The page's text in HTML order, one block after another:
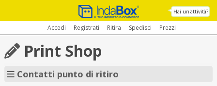
Hai un'attività?
Accedi Registrati Ritira Spedisci Prezzi
Print Shop
Contatti punto di ritiro